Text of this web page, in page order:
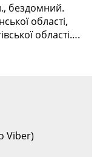
бездомний.
області,
області….
Viber)